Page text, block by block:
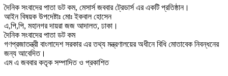
দৈনিক সংবাদের পাতা ডট কম, মেসার্স জববার ট্রেডার্স এর একটি প্রতিষ্ঠান।
আইন বিষয়ক উপদেষ্টাঃ মোঃ ইকবাল হোসেন
এ,পি,পি, মহানগর দায়রা জজ আদালত, ঢাকা।
দৈনিক সংবাদের পাতা ডট কম
গণপ্রজাতন্ত্রী বাংলাদেশ সরকার এর তথ্য মন্ত্রণালয়ের অধীনে বিধি মোতাবেক নিবন্ধনের
জন্য আবেদিত।
এম এ জববার কতৃক সম্পাদিত ও প্রকাশিত